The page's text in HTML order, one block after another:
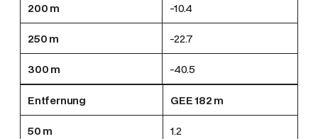
200 m -10.4
250 m -22.7
300 m -40.5
Entfernung GEE 182 m
50 m 1.2